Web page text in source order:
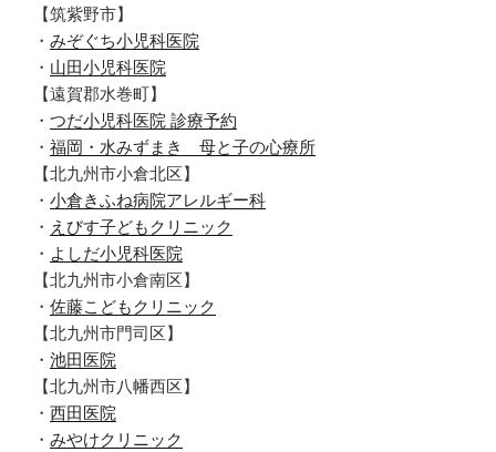
【筑紫野市】
・ みぞぐち小児科医院
・ 山田小児科医院
【遠賀郡水巻町】
・ つだ小児科医院 診療予約
・ 福岡・水みずまき 母と子の心療所
【北九州市小倉北区】
・ 小倉きふね病院アレルギー科
・ えびす子どもクリニック
・ よしだ小児科医院
【北九州市小倉南区】
・ 佐藤こどもクリニック
【北九州市門司区】
・ 池田医院
【北九州市八幡西区】
・ 西田医院
・ みやけクリニック